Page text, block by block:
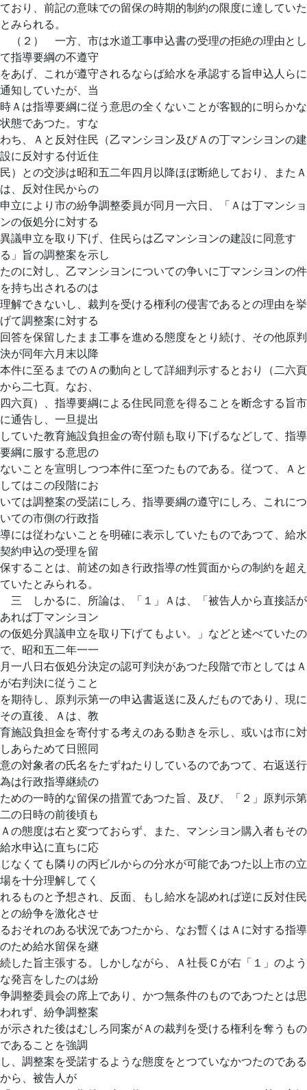
ており、前記の意味での留保の時期的制約の限度に達していた
とみられる。
（２） 一方、市は水道工事申込書の受理の拒絶の理由とし
て指導要綱の不遵守
をあげ、これが遵守されるならば給水を承認する旨申込人らに
通知していたが、当
時Ａは指導要綱に従う意思の全くないことが客観的に明らかな
状態であつた。すな
わち、Ａと反対住民（乙マンシヨン及びＡの丁マンシヨンの建
設に反対する付近住
民）との交渉は昭和五二年四月以降ほぼ断絶しており、またＡ
は、反対住民からの
申立により市の紛争調整委員が同月一六日、「Ａは丁マンショ
ンの仮処分に対する
異議申立を取り下げ、住民らは乙マンシヨンの建設に同意す
る」旨の調整案を示し
たのに対し、乙マンシヨンについての争いに丁マンシヨンの件
を持ち出されるのは
理解できないし、裁判を受ける権利の侵害であるとの理由を挙
げて調整案に対する
回答を保留したまま工事を進める態度をとり続け、その他原判
決が同年六月末以降
本件に至るまでのＡの動向として詳細判示するとおり（二六頁
から二七頁。なお、
四六頁）、指導要綱による住民同意を得ることを断念する旨市
に通告し、一旦提出
していた教育施設負担金の寄付願も取り下げるなどして、指導
要綱に服する意思の
ないことを宣明しつつ本件に至つたものである。従つて、Ａと
してはこの段階にお
いては調整案の受諾にしろ、指導要綱の遵守にしろ、これにつ
いての市側の行政指
導には従わないことを明確に表示していたものであつて、給水
契約申込の受理を留
保することは、前述の如き行政指導の性質面からの制約を超え
ていたとみられる。
三 しかるに、所論は、「１」Ａは、「被告人から直接話が
あれば丁マンシヨン
の仮処分異議申立を取り下げてもよい。」などと述べていたの
で、昭和五二年一一
月一八日右仮処分決定の認可判決があつた段階で市としてはＡ
が右判決に従うこと
を期待し、原判示第一の申込書返送に及んだものであり、現に
その直後、Ａは、教
育施設負担金を寄付する考えのある動きを示し、或いは市に対
しあらためて日照同
意の対象者の氏名をたずねたりしているのであつて、右返送行
為は行政指導継続の
ための一時的な留保の措置であつた旨、及び、「２」原判示第
二の日時の前後頃も
Ａの態度は右と変つておらず、また、マンシヨン購入者もその
給水申込に直ちに応
じなくても隣りの丙ビルからの分水が可能であつた以上市の立
場を十分理解してく
れるものと予想され、反面、もし給水を認めれば逆に反対住民
との紛争を激化させ
るおそれのある状況であつたから、なお暫くはＡに対する指導
のため給水留保を継
続した旨主張する。しかしながら、Ａ社長Ｃが右「１」のよう
な発言をしたのは紛
争調整委員会の席上であり、かつ無条件のものであつたとは思
われず、紛争調整案
が示された後はむしろ同案がＡの裁判を受ける権利を奪うもの
であることを強調
し、調整案を受諾するような態度をとつていなかつたのである
から、被告人が